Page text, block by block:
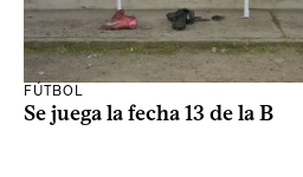
FÚTBOL
Se juega la fecha 13 de la B